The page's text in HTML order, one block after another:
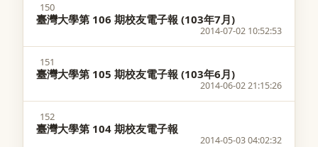
150
臺灣大學第 106 期校友電子報 (103年7月)
2014-07-02 10:52:53
151
臺灣大學第 105 期校友電子報 (103年6月)
2014-06-02 21:15:26
152
臺灣大學第 104 期校友電子報
2014-05-03 04:02:32